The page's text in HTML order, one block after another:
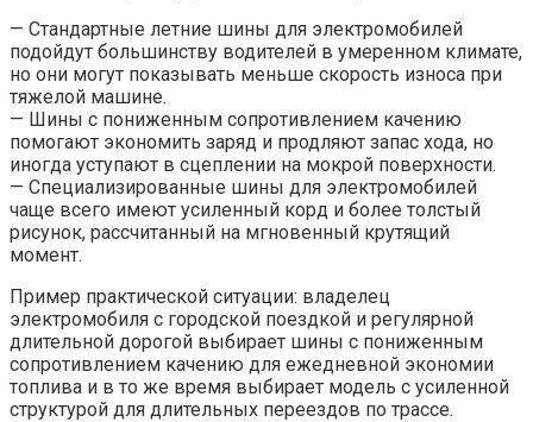
— Стандартные летние шины для электромобилей
подойдут большинству водителей в умеренном климате,
но они могут показывать меньше скорость износа при
тяжелой машине.
— Шины с пониженным сопротивлением качению
помогают экономить заряд и продляют запас хода, но
иногда уступают в сцеплении на мокрой поверхности.
— Специализированные шины для электромобилей
чаще всего имеют усиленный корд и более толстый
рисунок, рассчитанный на мгновенный крутящий
момент.
Пример практической ситуации: владелец
электромобиля с городской поездкой и регулярной
длительной дорогой выбирает шины с пониженным
сопротивлением качению для ежедневной экономии
топлива и в то же время выбирает модель с усиленной
структурой для длительных переездов по трассе.